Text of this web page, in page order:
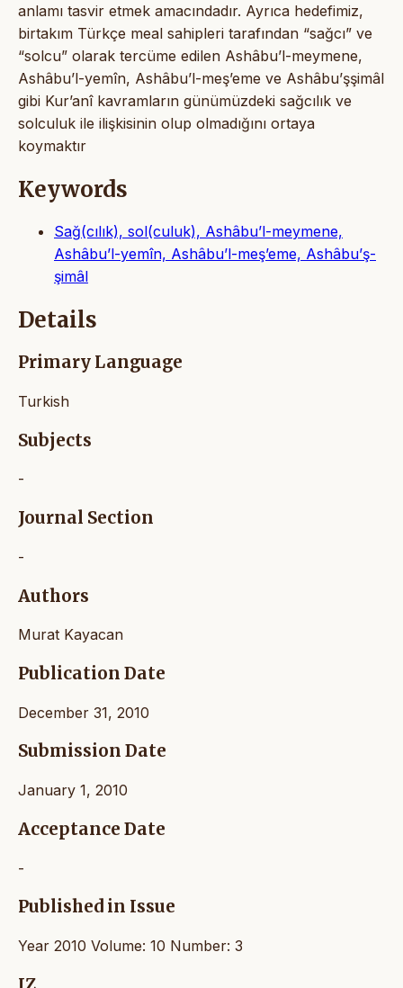
anlamı tasvir etmek amacındadır. Ayrıca hedefimiz,
birtakım Türkçe meal sahipleri tarafından “sağcı” ve
“solcu” olarak tercüme edilen Ashâbu’l-meymene,
Ashâbu’l-yemîn, Ashâbu’l-meş’eme ve Ashâbu’şşimâl
gibi Kur’anî kavramların günümüzdeki sağcılık ve
solculuk ile ilişkisinin olup olmadığını ortaya
koymaktır
Keywords
Sağ(cılık), sol(culuk), Ashâbu’l-meymene,
Ashâbu’l-yemîn, Ashâbu’l-meş’eme, Ashâbu’ş-
şimâl
Details
Primary Language
Turkish
Subjects
-
Journal Section
-
Authors
Murat Kayacan
Publication Date
December 31, 2010
Submission Date
January 1, 2010
Acceptance Date
-
Published in Issue
Year 2010 Volume: 10 Number: 3